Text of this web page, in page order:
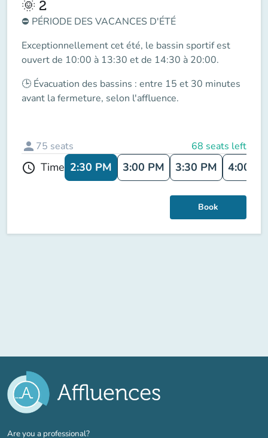
🌞 2
⛔ PÉRIODE DES VACANCES D'ÉTÉ
Exceptionnellement cet été, le bassin sportifest
ouvert de 10:00 à 13:30 et de 14:30 à 20:00.
🕒 Évacuation des bassins : entre 15 et 30 minutes
avant la fermeture, selon l'affluence.
person 75 seats 68 seats left
schedule Time 2:30 PM 3:00 PM 3:30 PM 4:00
Book
Are you a professional?(new tab)